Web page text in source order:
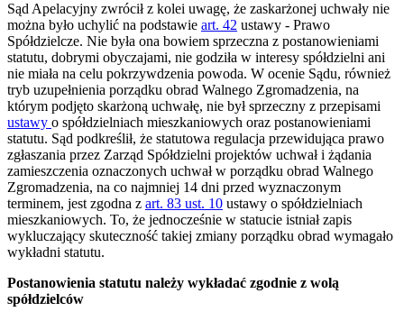
Sąd Apelacyjny zwrócił z kolei uwagę, że zaskarżonej uchwały nie
można było uchylić na podstawie art. 42 ustawy - Prawo
Spółdzielcze. Nie była ona bowiem sprzeczna z postanowieniami
statutu, dobrymi obyczajami, nie godziła w interesy spółdzielni ani
nie miała na celu pokrzywdzenia powoda. W ocenie Sądu, również
tryb uzupełnienia porządku obrad Walnego Zgromadzenia, na
którym podjęto skarżoną uchwałę, nie był sprzeczny z przepisami
ustawy o spółdzielniach mieszkaniowych oraz postanowieniami
statutu. Sąd podkreślił, że statutowa regulacja przewidująca prawo
zgłaszania przez Zarząd Spółdzielni projektów uchwał i żądania
zamieszczenia oznaczonych uchwał w porządku obrad Walnego
Zgromadzenia, na co najmniej 14 dni przed wyznaczonym
terminem, jest zgodna z art. 83 ust. 10 ustawy o spółdzielniach
mieszkaniowych. To, że jednocześnie w statucie istniał zapis
wykluczający skuteczność takiej zmiany porządku obrad wymagało
wykładni statutu.
Postanowienia statutu należy wykładać zgodnie z wolą
spółdzielców